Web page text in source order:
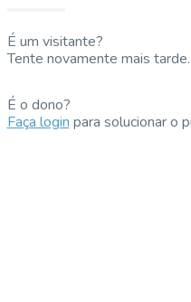
É um visitante?
Tente novamente mais tarde.
É o dono?
Faça login para solucionar o